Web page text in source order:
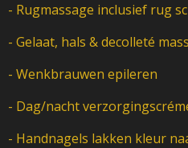
- Rugmassage inclusief rug
- Gelaat, hals & decolleté
- Wenkbrauwen epileren
- Dag/nacht
- Handnagels lakken kleur